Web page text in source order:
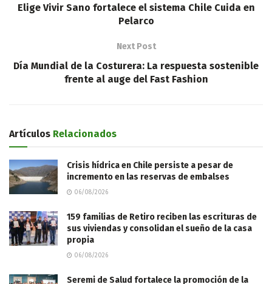
Elige Vivir Sano fortalece el sistema Chile Cuida en
Pelarco
Next Post
Día Mundial de la Costurera: La respuesta sostenible
frente al auge del Fast Fashion
Artículos Relacionados
Crisis hídrica en Chile persiste a pesar de
incremento en las reservas de embalses
06/08/2026
159 familias de Retiro reciben las escrituras de
sus viviendas y consolidan el sueño de la casa
propia
06/08/2026
Seremi de Salud fortalece la promoción de la